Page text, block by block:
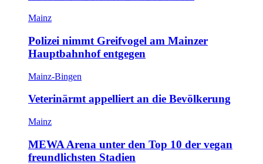
Mainz
Polizei nimmt Greifvogel am Mainzer
Hauptbahnhof entgegen
Mainz-Bingen
Veterinärmt appelliert an die Bevölkerung
Mainz
MEWA Arena unter den Top 10 der vegan
freundlichsten Stadien